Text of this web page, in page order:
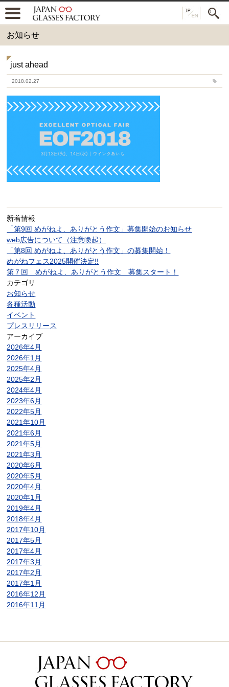
お知らせ
just ahead
2018.02.27
新着情報
「第9回 めがねよ、ありがとう作文」募集開始のお知らせ
web広告について（注意喚起）
「第8回 めがねよ、ありがとう作文」の募集開始！
めがねフェス2025開催決定!!
第７回 めがねよ、ありがとう作文 募集スタート！
カテゴリ
お知らせ
各種活動
イベント
プレスリリース
アーカイブ
2026年4月
2026年1月
2025年4月
2025年2月
2024年4月
2023年6月
2022年5月
2021年10月
2021年6月
2021年5月
2021年3月
2020年6月
2020年5月
2020年4月
2020年1月
2019年4月
2018年4月
2017年10月
2017年5月
2017年4月
2017年3月
2017年2月
2017年1月
2016年12月
2016年11月